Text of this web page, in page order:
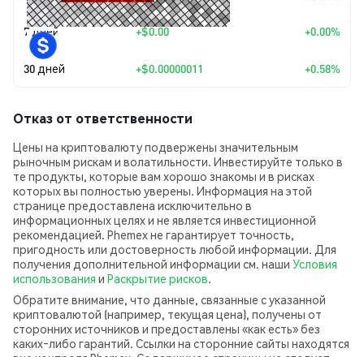
7 дней +$0.00 +0.00%
30 дней +$0.00000011 +0.58%
Отказ от ответственности
Цены на криптовалюту подвержены значительным
рыночным рискам и волатильности. Инвестируйте только в
те продукты, которые вам хорошо знакомы и в рисках
которых вы полностью уверены. Информация на этой
странице предоставлена исключительно в
информационных целях и не является инвестиционной
рекомендацией. Phemex не гарантирует точность,
пригодность или достоверность любой информации. Для
получения дополнительной информации см. наши Условия
использования и Раскрытие рисков.
Обратите внимание, что данные, связанные с указанной
криптовалютой (например, текущая цена), получены от
сторонних источников и предоставлены «как есть» без
каких‑либо гарантий. Ссылки на сторонние сайты находятся